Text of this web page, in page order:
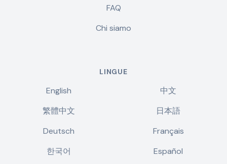
FAQ
Chi siamo
LINGUE
English
中文
繁體中文
日本語
Deutsch
Français
한국어
Español